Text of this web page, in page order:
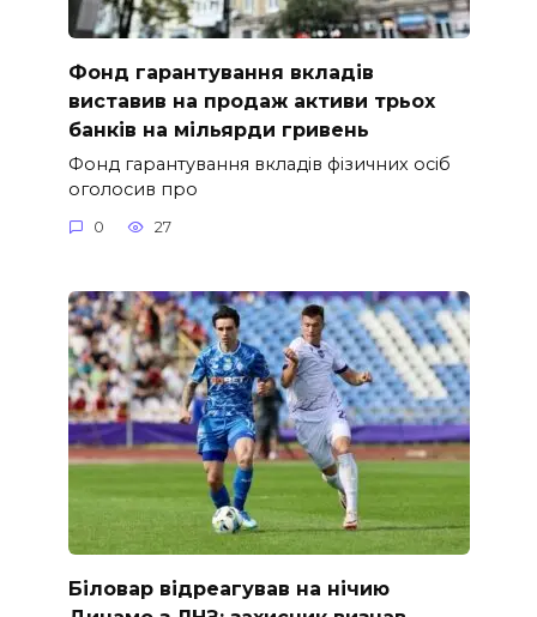
Фонд гарантування вкладів
виставив на продаж активи трьох
банків на мільярди гривень
Фонд гарантування вкладів фізичних осіб
оголосив про
0 27
Біловар відреагував на нічию